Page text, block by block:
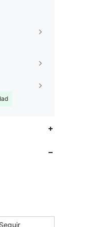
Seguir